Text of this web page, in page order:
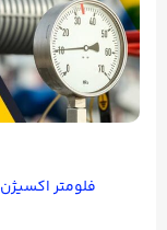
فلومتر اکسیژن